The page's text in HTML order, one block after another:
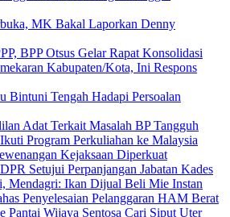
MK Bakal Laporkan Denny
BPP Otsus Gelar Rapat Konsolidasi
Kabupaten/Kota, Ini Respons
Bintuni Tengah Hadapi Persoalan
Adat Terkait Masalah BP Tangguh
Program Perkuliahan ke Malaysia
Kejaksaan Diperkuat
Setujui Perpanjangan Jabatan Kades
Mendagri: Ikan Dijual Beli Mie Instan
Penyelesaian Pelanggaran HAM Berat
Pantai Wijaya Sentosa Cari Siput Uter